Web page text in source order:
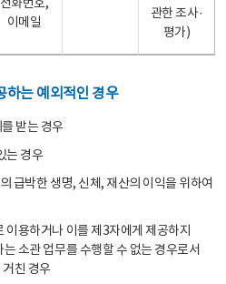
전화번호,
이메일
관한 조사·
평가)
하는 예외적인 경우
받는 경우
는 경우
급박한 생명, 신체, 재산의 이익을 위하여
이용하거나 이를 제3자에게 제공하지
소관 업무를 수행할 수 없는 경우로서
친 경우